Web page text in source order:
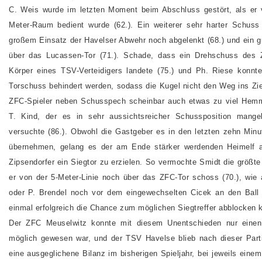
C. Weis wurde im letzten Moment beim Abschluss gestört, als
Meter-Raum bedient wurde (62.). Ein weiterer sehr harter
großem Einsatz der Havelser Abwehr noch abgelenkt (68.) und
über das Lucassen-Tor (71.). Schade, dass ein Drehschuss des
Körper eines TSV-Verteidigers landete (75.) und Ph. Riese
Torschuss behindert werden, sodass die Kugel nicht den Weg ins
ZFC-Spieler neben Schusspech scheinbar auch etwas zu viel
T. Kind, der es in sehr aussichtsreicher Schussposition
versuchte (86.). Obwohl die Gastgeber es in den letzten zehn
übernehmen, gelang es der am Ende stärker werdenden
Zipsendorfer ein Siegtor zu erzielen. So vermochte Smidt die
er von der 5-Meter-Linie noch über das ZFC-Tor schoss (70.),
oder P. Brendel noch vor dem eingewechselten Cicek an den
einmal erfolgreich die Chance zum möglichen Siegtreffer abblocken
Der ZFC Meuselwitz konnte mit diesem Unentschieden nur
möglich gewesen war, und der TSV Havelse blieb nach dieser
eine ausgeglichene Bilanz im bisherigen Spieljahr, bei jeweils